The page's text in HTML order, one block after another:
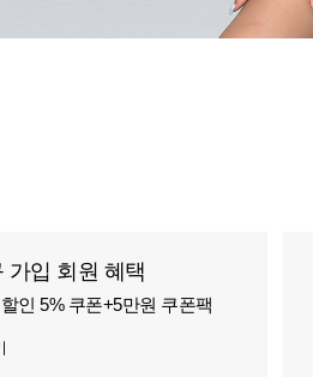
가입 회원 혜택
인 5% 쿠폰+5만원 쿠폰팩